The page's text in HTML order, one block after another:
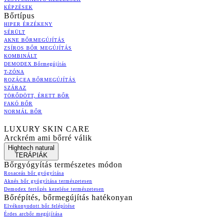
KÉPZÉSEK
Bőrtípus
HIPER ÉRZÉKENY
SÉRÜLT
AKNE BŐRMEGÚJÍTÁS
ZSÍROS BŐR MEGÚJÍTÁS
KOMBINÁLT
DEMODEX Bőrmegújítás
T-ZÓNA
ROZÁCEA BŐRMEGÚJÍTÁS
SZÁRAZ
TÖRŐDÖTT, ÉRETT BŐR
FAKÓ BŐR
NORMÁL BŐR
LUXURY SKIN CARE
Arckrém ami bőrré válik
Hightech natural
TERÁPIÁK
Bőrgyógyítás természetes módon
Rosaceás bőr gyógyítása
Aknés bőr gyógyítása természetesen
Demodex fertőzés kezelése természetesen
Bőrépítés, bőrmegújítás hatékonyan
Elvékonyodott bőr felépítése
Érdes arcbőr megújítása